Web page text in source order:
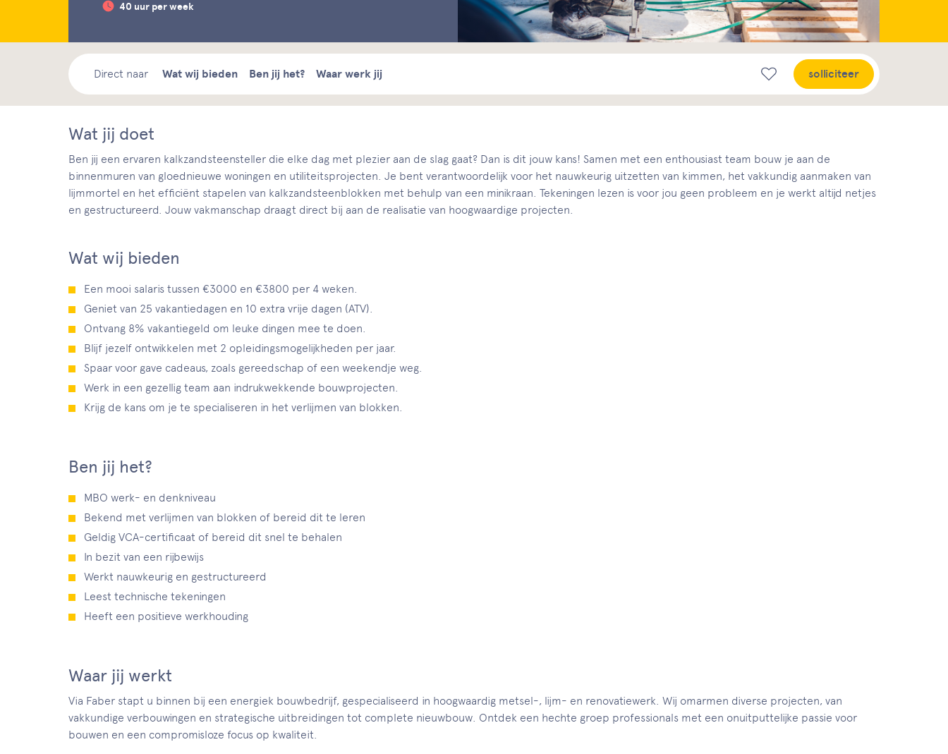
40 uur per week
Direct naar Wat wij bieden Ben jij het? Waar werk jij solliciteer
Wat jij doet
Ben jij een ervaren kalkzandsteensteller die elke dag met plezier aan de slag gaat? Dan is dit jouw kans! Samen met een enthousiast team bouw je aan de
binnenmuren van gloednieuwe woningen en utiliteitsprojecten. Je bent verantwoordelijk voor het nauwkeurig uitzetten van kimmen, het vakkundig aanmaken van
lijmmortel en het efficiënt stapelen van kalkzandsteenblokken met behulp van een minikraan. Tekeningen lezen is voor jou geen probleem en je werkt altijd netjes
en gestructureerd. Jouw vakmanschap draagt direct bij aan de realisatie van hoogwaardige projecten.
Wat wij bieden
Een mooi salaris tussen €3000 en €3800 per 4 weken.
Geniet van 25 vakantiedagen en 10 extra vrije dagen (ATV).
Ontvang 8% vakantiegeld om leuke dingen mee te doen.
Blijf jezelf ontwikkelen met 2 opleidingsmogelijkheden per jaar.
Spaar voor gave cadeaus, zoals gereedschap of een weekendje weg.
Werk in een gezellig team aan indrukwekkende bouwprojecten.
Krijg de kans om je te specialiseren in het verlijmen van blokken.
Ben jij het?
MBO werk- en denkniveau
Bekend met verlijmen van blokken of bereid dit te leren
Geldig VCA-certificaat of bereid dit snel te behalen
In bezit van een rijbewijs
Werkt nauwkeurig en gestructureerd
Leest technische tekeningen
Heeft een positieve werkhouding
Waar jij werkt
Via Faber stapt u binnen bij een energiek bouwbedrijf, gespecialiseerd in hoogwaardig metsel-, lijm- en renovatiewerk. Wij omarmen diverse projecten, van
vakkundige verbouwingen en strategische uitbreidingen tot complete nieuwbouw. Ontdek een hechte groep professionals met een onuitputtelijke passie voor
bouwen en een compromisloze focus op kwaliteit.